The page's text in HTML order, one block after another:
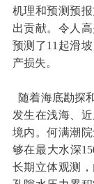
机理和预测预
出贡献。令人
预测了11起滑
产损失。
随着海底勘探
发生在浅海、
境内。何满潮
够在最大水深
长期立体观测